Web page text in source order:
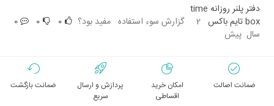
دفتر پلنر روزانه time
box تایم باکس
2
سال پیش
گزارش سوء استفاده مفید بود؟ 0
0
0
ضمانت اصالت
امکان خرید
اقساطی
پردازش و ارسال
سریع
ضمانت بازگشت